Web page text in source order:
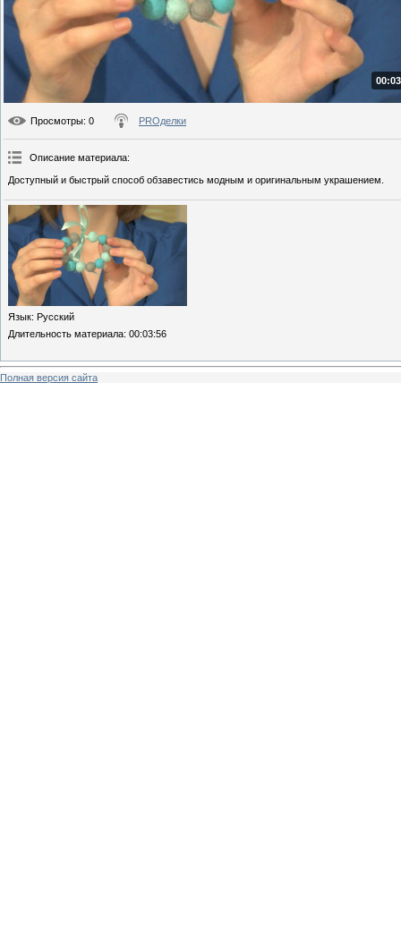
Просмотры: 0 PROделки
Описание материала:
Доступный и быстрый способ обзавестись модным и оригинальным украшением.
Язык: Русский
Длительность материала: 00:03:56
Полная версия сайта